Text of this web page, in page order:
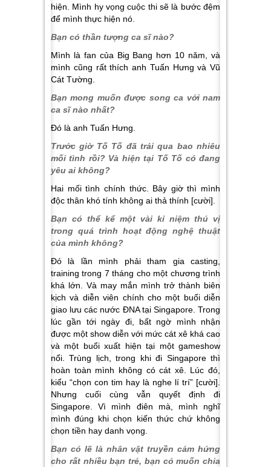
hiện. Mình hy vọng cuộc thi sẽ là bước đệm
để mình thực hiện nó.
Bạn có thần tượng ca sĩ nào?
Mình là fan của Big Bang hơn 10 năm, và
mình cũng rất thích anh Tuấn Hưng và Vũ
Cát Tường.
Bạn mong muốn được song ca với nam
ca sĩ nào nhất?
Đó là anh Tuấn Hưng.
Trước giờ Tố Tố đã trải qua bao nhiêu
mối tình rồi? Và hiện tại Tố Tố có đang
yêu ai không?
Hai mối tình chính thức. Bây giờ thì mình
độc thân khó tính không ai thả thính [cười].
Bạn có thể kể một vài kỉ niệm thú vị
trong quá trình hoạt động nghệ thuật
của mình không?
Đó là lần mình phải tham gia casting,
training trong 7 tháng cho một chương trình
khá lớn. Và may mắn mình trở thành biên
kịch và diễn viên chính cho một buổi diễn
giao lưu các nước ĐNA tại Singapore. Trong
lúc gần tới ngày đi, bất ngờ mình nhận
được một show diễn với mức cát xê khá cao
và một buổi xuất hiện tại một gameshow
nổi. Trùng lịch, trong khi đi Singapore thì
hoàn toàn mình không có cát xê. Lúc đó,
kiểu “chọn con tim hay là nghe lí trí” [cười].
Nhưng cuối cùng vẫn quyết định đi
Singapore. Vì mình điên mà, mình nghĩ
mình đúng khi chọn kiến thức chứ không
chọn tiền hay danh vọng.
Bạn có lẽ là nhân vật truyền cảm hứng
cho rất nhiều bạn trẻ, bạn có muốn chia